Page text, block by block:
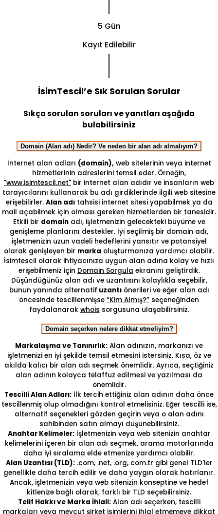
5 Gün
Kayıt Edilebilir
İsimTescil’e Sık Sorulan Sorular
Sıkça sorulan soruları ve yanıtları aşağıda
bulabilirsiniz
Domain (Alan adı) Nedir? Ve neden bir alan adı almalıyım?
İnternet alan adları (domain),web sitelerinin veya internet
hizmetlerinin adreslerini temsil eder. Örneğin,
"www.isimtescil.net" bir internet alan adıdır ve insanların web
tarayıcılarını kullanarak bu adı girdiklerinde ilgili web sitesine
erişebilirler. Alan adıtahsisi internet sitesi yapabilmek ya da
mail açabilmek için olması gereken hizmetlerden bir tanesidir.
Etkili bir domainadı, işletmenizin gelecekteki büyüme ve
genişleme planlarını destekler. İyi seçilmiş bir domain adı,
işletmenizin uzun vadeli hedeflerini yansıtır ve potansiyel
olarak genişleyen bir marka oluşturmanıza yardımcı olabilir.
İsimtescil olarak ihtiyacınıza uygun alan adına kolay ve hızlı
erişebilmeniz için Domain Sorgula ekranını geliştirdik.
Düşündüğünüz alan adı ve uzantısını kolaylıkla seçebilir,
bunun yanında alternatif uzantıönerileri ve eğer alan adı
öncesinde tescillenmişse “Kim Almış?” seçeneğinden
faydalanarak whois sorgusuna ulaşabilirsiniz.
Domain seçerken nelere dikkat etmeliyim?
Markalaşma ve Tanınırlık: Alan adınızın, markanızı ve
işletmenizi en iyi şekilde temsil etmesini istersiniz. Kısa, öz ve
akılda kalıcı bir alan adı seçmek önemlidir. Ayrıca, seçtiğiniz
alan adının kolayca telaffuz edilmesi ve yazılması da
önemlidir.
Tescilli Alan Adları: İlk tercih ettiğiniz alan adının daha önce
tescillenmiş olup olmadığını kontrol etmelisiniz. Eğer tescilli ise,
alternatif seçenekleri gözden geçirin veya o alan adını
sahibinden satın almayı düşünebilirsiniz.
Anahtar Kelimeler:İşletmenizin veya web sitenizin anahtar
kelimelerini içeren bir alan adı seçmek, arama motorlarında
daha iyi sıralama elde etmenize yardımcı olabilir.
Alan Uzantısı (TLD):.com, .net, .org, com.tr gibi genel TLD'ler
genellikle daha tercih edilir ve daha yaygın olarak hatırlanır.
Ancak, işletmenizin veya web sitenizin konseptine ve hedef
kitlenize bağlı olarak, farklı bir TLD seçebilirsiniz.
Telif Hakkı ve Marka İhlali:Alan adı seçerken, tescilli
markaları veya mevcut şirket isimlerini ihlal etmemeye dikkat